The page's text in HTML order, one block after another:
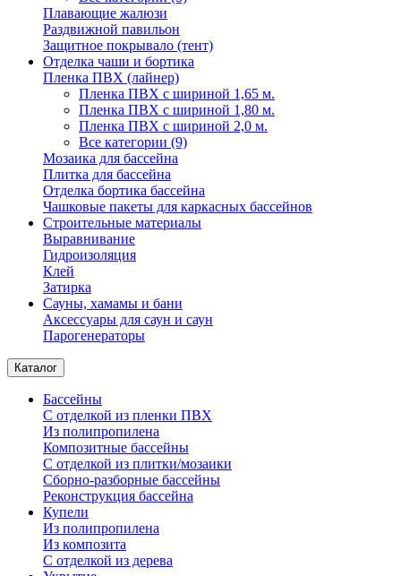
Плавающие жалюзи
Раздвижной павильон
Защитное покрывало (тент)
Отделка чаши и бортика
Пленка ПВХ (лайнер)
Пленка ПВХ с шириной 1,65 м.
Пленка ПВХ с шириной 1,80 м.
Пленка ПВХ с шириной 2,0 м.
Все категории (9)
Мозаика для бассейна
Плитка для бассейна
Отделка бортика бассейна
Чашковые пакеты для каркасных бассейнов
Строительные материалы
Выравнивание
Гидроизоляция
Клей
Затирка
Сауны, хамамы и бани
Аксессуары для саун и саун
Парогенераторы
Каталог
Бассейны
С отделкой из пленки ПВХ
Из полипропилена
Композитные бассейны
С отделкой из плитки/мозаики
Сборно-разборные бассейны
Реконструкция бассейна
Купели
Из полипропилена
Из композита
С отделкой из дерева